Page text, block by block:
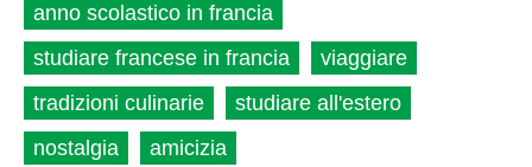
anno scolastico in francia
studiare francese in francia
viaggiare
tradizioni culinarie
studiare all'estero
nostalgia
amicizia